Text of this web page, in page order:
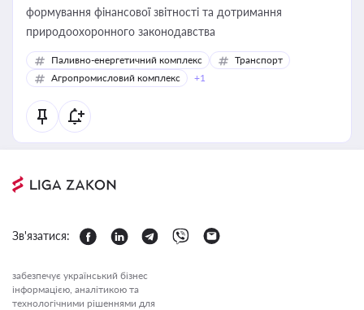
формування фінансової звітності та дотримання
природоохоронного законодавства
Паливно-енергетичний комплекс
Транспорт
Агропромисловий комплекс
+1
Зв'язатися:
забезпечує український бізнес
інформацією, аналітикою та
технологічними рішеннями для